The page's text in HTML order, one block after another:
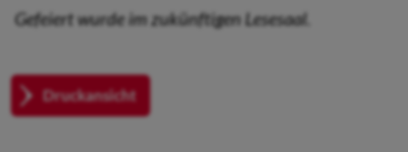
Gefeiert wurde im zukünftigen Lesesaal.
Druckansicht